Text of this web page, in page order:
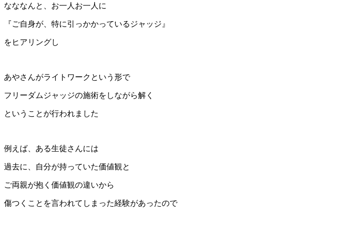
なななんと、お一人お一人に
『ご自身が、特に引っかかっているジャッジ』
をヒアリングし
あやさんがライトワークという形で
フリーダムジャッジの施術をしながら解く
ということが行われました
例えば、ある生徒さんには
過去に、自分が持っていた価値観と
ご両親が抱く価値観の違いから
傷つくことを言われてしまった経験があったので